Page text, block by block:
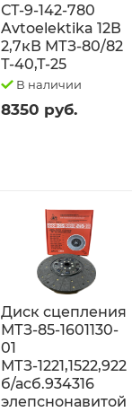
СТ-9-142-780
Avtoelektika 12В
2,7кВ МТЗ-80/82
Т-40,Т-25
В наличии
8350 руб.
Диск сцепления
МТЗ-85-1601130-
01
МТЗ-1221,1522,922
б/асб.934316
элепснонавитой